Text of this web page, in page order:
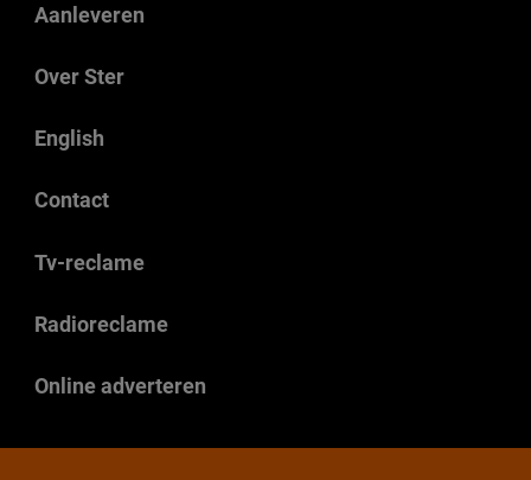
Aanleveren
Over Ster
English
Contact
Tv-reclame
Radioreclame
Online adverteren